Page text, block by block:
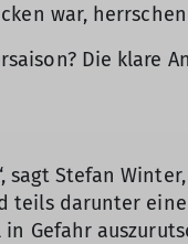
war,
Die klare
Stefan
darunter
Gefahr